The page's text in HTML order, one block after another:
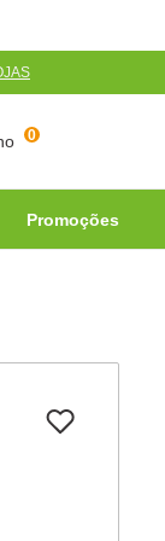
0
Promoções